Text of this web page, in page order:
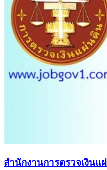
สำนักงานการตรวจเงิน